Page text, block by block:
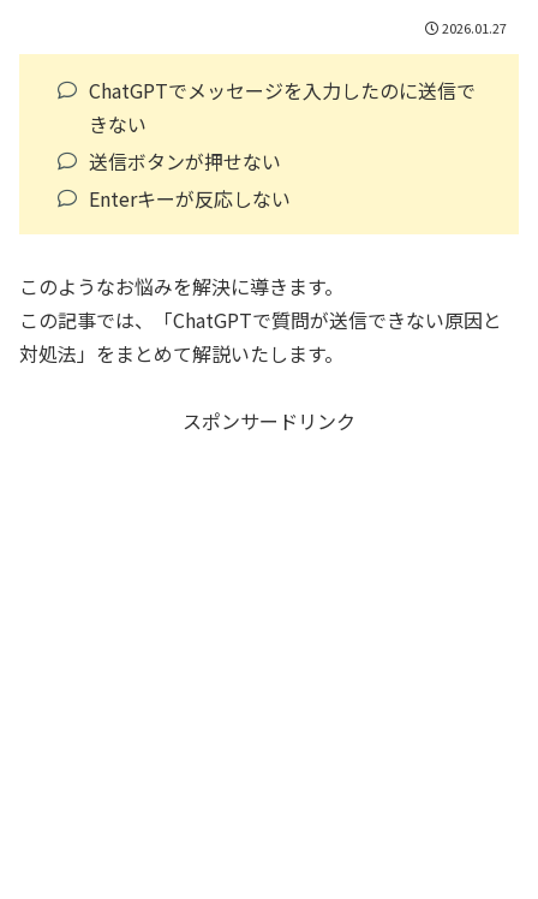
2026.01.27
ChatGPTでメッセージを入力したのに送信で
きない
送信ボタンが押せない
Enterキーが反応しない
このようなお悩みを解決に導きます。
この記事では、「ChatGPTで質問が送信できない原因と
対処法」をまとめて解説いたします。
スポンサードリンク